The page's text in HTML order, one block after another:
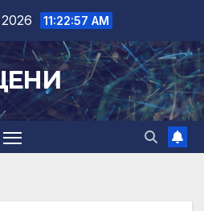
11:22:58 AM